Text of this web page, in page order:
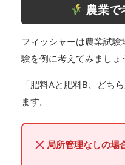
農業で
フィッシャーは農業試
験を例に考えてみましょ
「肥料Aと肥料B、どち
ます。
局所管理なしの場